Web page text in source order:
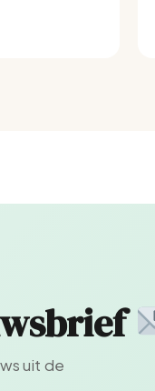
uit de